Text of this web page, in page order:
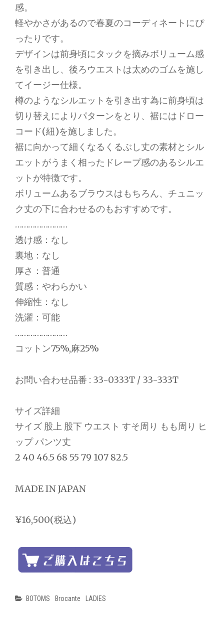
感。
軽やかさがあるので春夏のコーディネートにぴ
ったりです。
デザインは前身頃にタックを摘みボリューム感
を引き出し、後ろウエストは太めのゴムを施し
てイージー仕様。
樽のようなシルエットを引き出す為に前身頃は
切り替えによりパターンをとり、裾にはドロー
コード(紐)を施しました。
裾に向かって細くなるくるぶし丈の素材とシル
エットがうまく相ったドレープ感のあるシルエ
ットが特徴です。
ボリュームあるブラウスはもちろん、チュニッ
ク丈の下に合わせるのもおすすめです。
……………………
透け感：なし
裏地：なし
厚さ：普通
質感：やわらかい
伸縮性：なし
洗濯：可能
……………………
コットン75%,麻25%
お問い合わせ品番 : 33-0333T / 33-333T
サイズ詳細
サイズ 股上 股下 ウエスト すそ周り もも周り ヒ
ップ パンツ丈
2 40 46.5 68 55 79 107 82.5
MADE IN JAPAN
¥16,500(税込)
Categories
BOTOMS Brocante LADIES